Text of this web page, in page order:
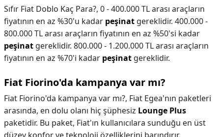
Sıfır Fiat Doblo Kaç Para?, 0 - 400.000 TL arası araçların
fiyatının en az %30'u kadar peşinat gereklidir. 400.000 -
800.000 TL arası araçların fiyatının en az %50'si kadar
peşinat gereklidir. 800.000 - 1.200.000 TL arası araçların
fiyatının en az %70'i kadar peşinat gereklidir.
Fiat Fiorino'da kampanya var mı?
Fiat Fiorino'da kampanya var mı?, Fiat Egea'nın paketleri
arasında, en dolu olanı hiç şüphesiz Lounge Plus
paketidir. Bu paket, Fiat'ın kullanıcılara sunduğu en üst